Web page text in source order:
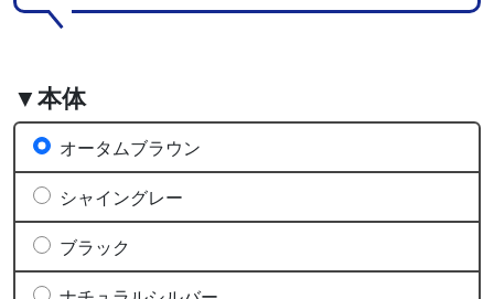
▼本体
オータムブラウン
シャイングレー
ブラック